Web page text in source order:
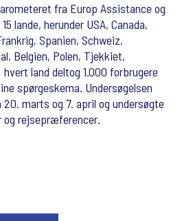
fra Europ Assistance og
lande, herunder USA, Canada,
Spanien, Schweiz,
Belgien, Polen, Tjekkiet,
land deltog 1.000 forbrugere
spørgeskema. Undersøgelsen
marts og 7. april og undersøgte
og rejsepræferencer.